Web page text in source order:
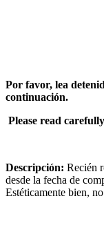
Por favor, lea
continuación.
Please read
Descripción: Recién
desde la fecha de
Estéticamente bien,